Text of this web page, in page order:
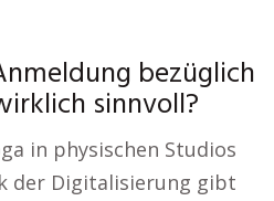
bezüglich
sinnvoll?
in physischen Studios
der Digitalisierung gibt